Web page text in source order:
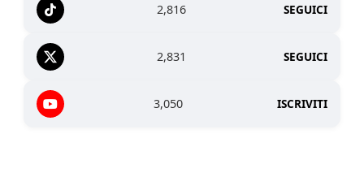
2,816 SEGUICI
2,831 SEGUICI
3,050 ISCRIVITI